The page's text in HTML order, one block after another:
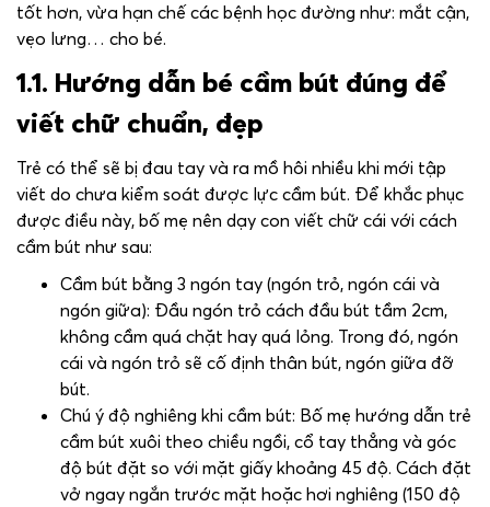
tốt hơn, vừa hạn chế các bệnh học đường như: mắt cận,
vẹo lưng… cho bé.
1.1. Hướng dẫn bé cầm bút đúng để
viết chữ chuẩn, đẹp
Trẻ có thể sẽ bị đau tay và ra mồ hôi nhiều khi mới tập
viết do chưa kiểm soát được lực cầm bút. Để khắc phục
được điều này, bố mẹ nên dạy con viết chữ cái với cách
cầm bút như sau:
Cầm bút bằng 3 ngón tay (ngón trỏ, ngón cái và
ngón giữa): Đầu ngón trỏ cách đầu bút tầm 2cm,
không cầm quá chặt hay quá lỏng. Trong đó, ngón
cái và ngón trỏ sẽ cố định thân bút, ngón giữa đỡ
bút.
Chú ý độ nghiêng khi cầm bút: Bố mẹ hướng dẫn trẻ
cầm bút xuôi theo chiều ngồi, cổ tay thẳng và góc
độ bút đặt so với mặt giấy khoảng 45 độ. Cách đặt
vở ngay ngắn trước mặt hoặc hơi nghiêng (150 độ